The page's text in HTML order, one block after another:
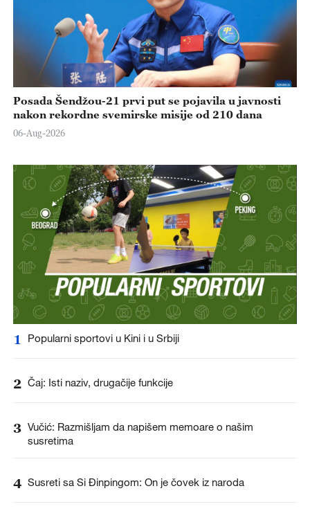
Posada Šendžou-21 prvi put se pojavila u javnosti
nakon rekordne svemirske misije od 210 dana
06-Aug-2026
1 Popularni sportovi u Kini i u Srbiji
2 Čaj: Isti naziv, drugačije funkcije
3 Vučić: Razmišljam da napišem memoare o našim
susretima
4 Susreti sa Si Đinpingom: On je čovek iz naroda